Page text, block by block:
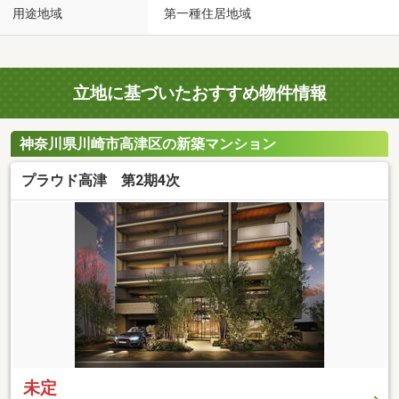
用途地域 第一種住居地域
立地に基づいたおすすめ物件情報
神奈川県川崎市高津区の新築マンション
プラウド高津 第2期4次
未定